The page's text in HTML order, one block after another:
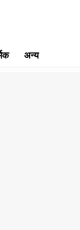
अन्य